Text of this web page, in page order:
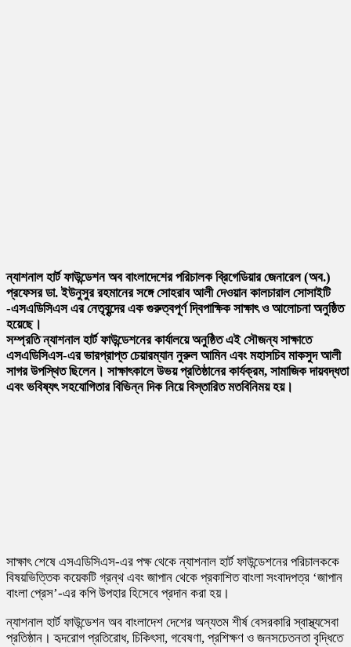
ন্যাশনাল হার্ট ফাউন্ডেশন অব বাংলাদেশের পরিচালক ব্রিগেডিয়ার জেনারেল (অব.)
প্রফেসর ডা. ইউনুসুর রহমানের সঙ্গে সোহরাব আলী দেওয়ান কালচারাল সোসাইটি
-এসএডিসিএস এর নেতৃবৃন্দের এক গুরুত্বপূর্ণ দ্বিপাক্ষিক সাক্ষাৎ ও আলোচনা অনুষ্ঠিত
হয়েছে।
সম্প্রতি ন্যাশনাল হার্ট ফাউন্ডেশনের কার্যালয়ে অনুষ্ঠিত এই সৌজন্য সাক্ষাতে
এসএডিসিএস-এর ভারপ্রাপ্ত চেয়ারম্যান নুরুল আমিন এবং মহাসচিব মাকসুদ আলী
সাগর উপস্থিত ছিলেন। সাক্ষাৎকালে উভয় প্রতিষ্ঠানের কার্যক্রম, সামাজিক দায়বদ্ধতা
এবং ভবিষ্যৎ সহযোগিতার বিভিন্ন দিক নিয়ে বিস্তারিত মতবিনিময় হয়।
সাক্ষাৎ শেষে এসএডিসিএস-এর পক্ষ থেকে ন্যাশনাল হার্ট ফাউন্ডেশনের পরিচালককে
বিষয়ভিত্তিক কয়েকটি গ্রন্থ এবং জাপান থেকে প্রকাশিত বাংলা সংবাদপত্র ‘জাপান
বাংলা প্রেস’-এর কপি উপহার হিসেবে প্রদান করা হয়।
ন্যাশনাল হার্ট ফাউন্ডেশন অব বাংলাদেশ দেশের অন্যতম শীর্ষ বেসরকারি স্বাস্থ্যসেবা
প্রতিষ্ঠান। হৃদরোগ প্রতিরোধ, চিকিৎসা, গবেষণা, প্রশিক্ষণ ও জনসচেতনতা বৃদ্ধিতে